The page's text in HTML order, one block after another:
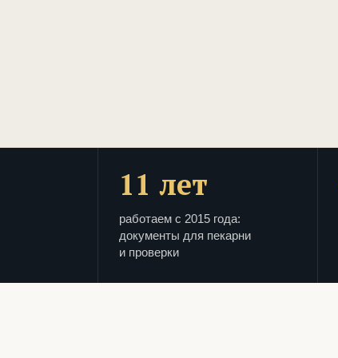
11 лет
работаем с 2015 года:
документы для пекарни
и проверки